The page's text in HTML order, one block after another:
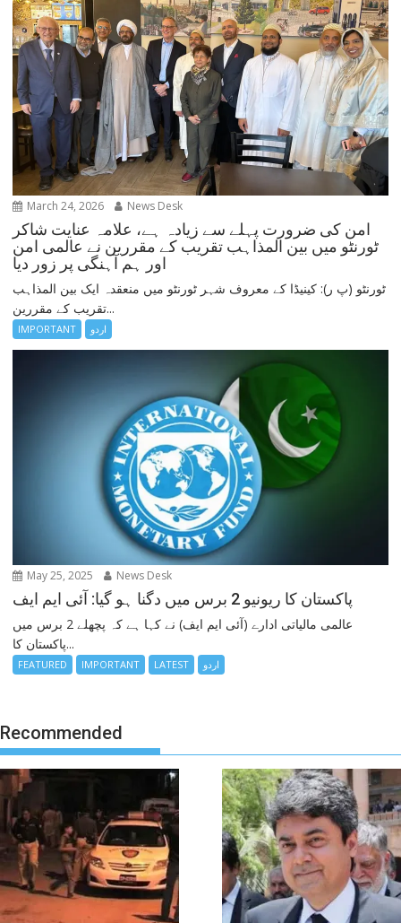
March 24, 2026 News Desk
امن کی ضرورت پہلے سے زیادہ ہے، علامہ عنایت شاکر
ٹورنٹو میں بین المذاہب تقریب کے مقررین نے عالمی امن
اور ہم آہنگی پر زور دیا
ٹورنٹو (پ ر): کینیڈا کے معروف شہر ٹورنٹو میں منعقدہ ایک بین المذاہب
تقریب کے مقررین...
IMPORTANT اردو
May 25, 2025 News Desk
پاکستان کا ریونیو 2 برس میں دگنا ہو گیا: آئی ایم ایف
عالمی مالیاتی ادارے (آئی ایم ایف) نے کہا ہے کہ پچھلے 2 برس میں
پاکستان کا...
FEATURED IMPORTANT LATEST اردو
Recommended